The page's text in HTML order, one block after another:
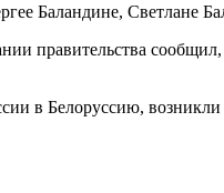
Баландине, Светлане
правительства
в Белоруссию,